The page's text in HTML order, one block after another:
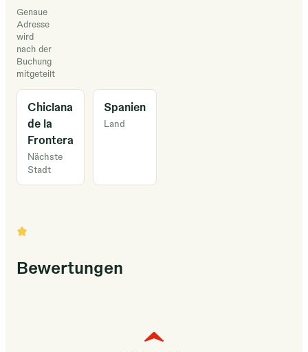
Genaue
Adresse
wird
nach der
Buchung
mitgeteilt
Chiclana
de la
Frontera
Nächste
Stadt
Spanien
Land
Bewertungen